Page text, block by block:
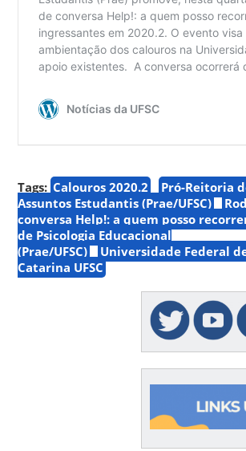
Tags: Calouros 2020.2
Pró-Reitoria
Assuntos Estudantis (Prae/UFSC)
conversa Help!: a quem posso
de Psicologia Educacional
(Prae/UFSC)
Universidade Federal
Catarina UFSC